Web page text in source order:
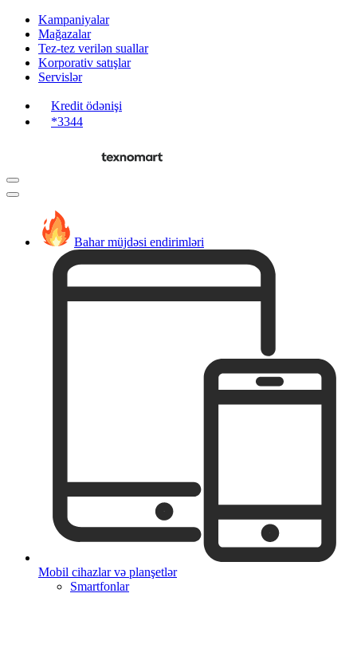
Kampaniyalar
Mağazalar
Tez-tez verilən suallar
Korporativ satışlar
Servislər
Kredit ödənişi
*3344
Bahar müjdəsi endirimləri
Mobil cihazlar və planşetlər
Smartfonlar